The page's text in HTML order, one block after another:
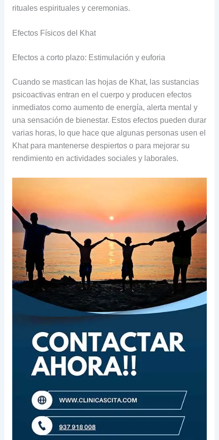
rituales espirituales y ceremonias.
Efectos Físicos del Khat
Efectos a corto plazo: Estimulación y euforia
Cuando se mastican las hojas de Khat, las sustancias
psicoactivas entran en el cuerpo y producen efectos
inmediatos como aumento de energía, alerta mental y
una sensación de bienestar. Estos efectos pueden durar
varias horas, lo que hace que algunas personas usen el
Khat para mantenerse despiertos o para mejorar su
rendimiento en actividades sociales y laborales.